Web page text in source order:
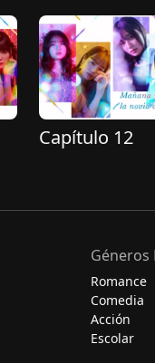
Capítulo 12
Géneros
Romance
Comedia
Acción
Escolar